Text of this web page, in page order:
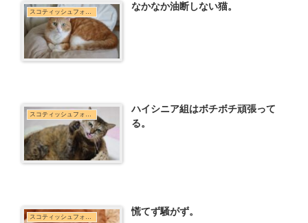
スコティッシュフォールド なかなか油断しない猫。
スコティッシュフォールド
ハイシニア組はボチボチ頑張って
る。
慌てず騒がず。